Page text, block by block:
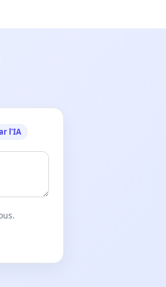
l’IA